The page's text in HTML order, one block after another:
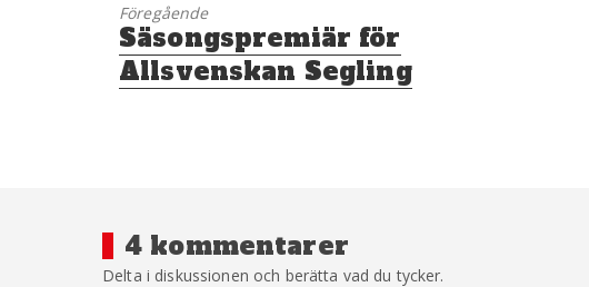
Föregående
Föregående
inlägg:
Säsongspremiär för
Allsvenskan Segling
4 kommentarer
Delta i diskussionen och berätta vad du tycker.